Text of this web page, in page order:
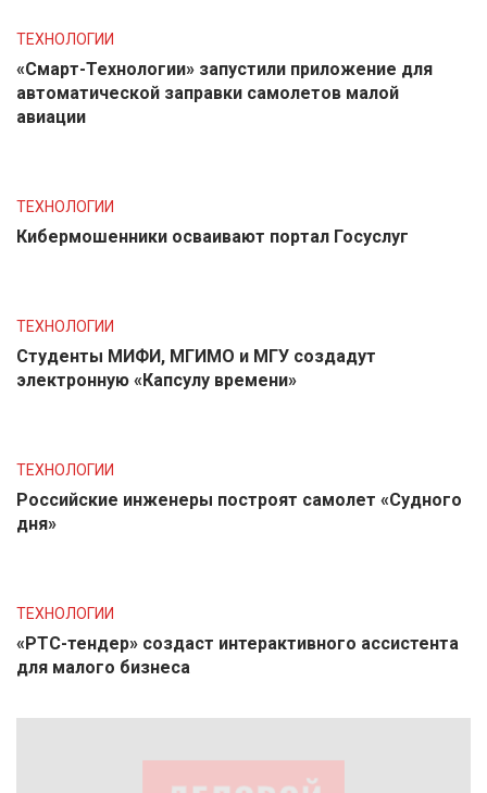
ТЕХНОЛОГИИ
«Смарт-Технологии» запустили приложение для
автоматической заправки самолетов малой
авиации
ТЕХНОЛОГИИ
Кибермошенники осваивают портал Госуслуг
ТЕХНОЛОГИИ
Студенты МИФИ, МГИМО и МГУ создадут
электронную «Капсулу времени»
ТЕХНОЛОГИИ
Российские инженеры построят самолет «Судного
дня»
ТЕХНОЛОГИИ
«РТС-тендер» создаст интерактивного ассистента
для малого бизнеса